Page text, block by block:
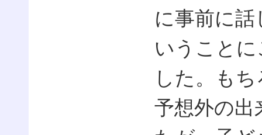
に事前に
いうこと
した。も
予想外の出